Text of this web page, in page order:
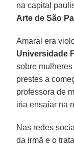
na capital
Arte de São
Amaral era
Universidade
sobre
prestes a
professora de
iria ensaiar na
Nas redes
da irmã e o